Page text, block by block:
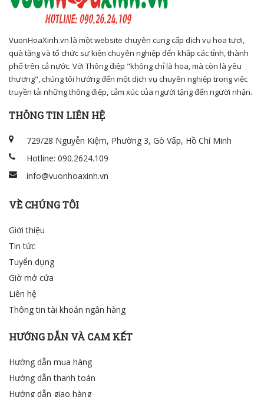
VuonHoaXinh.vn là một website chuyên cung cấp dịch vụ hoa tươi,
quà tặng và tổ chức sự kiện chuyên nghiệp đến khắp các tỉnh, thành
phố trên cả nước. Với Thông điệp "không chỉ là hoa, mà còn là yêu
thương", chúng tôi hướng đến một dịch vụ chuyên nghiệp trong việc
truyền tải những thông điệp, cảm xúc của người tặng đến người nhận.
THÔNG TIN LIÊN HỆ
729/28 Nguyễn Kiệm, Phường 3, Gò Vấp, Hồ Chí Minh
Hotline: 090.2624.109
info@vuonhoaxinh.vn
VỀ CHÚNG TÔI
Giới thiệu
Tin tức
Tuyển dụng
Giờ mở cửa
Liên hệ
Thông tin tài khoản ngân hàng
HƯỚNG DẪN VÀ CAM KẾT
Hướng dẫn mua hàng
Hướng dẫn thanh toán
Hướng dẫn giao hàng